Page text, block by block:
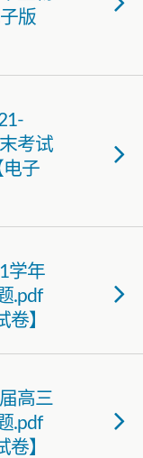
版
考试
电子
学年
.pdf
】
高三
.pdf
】